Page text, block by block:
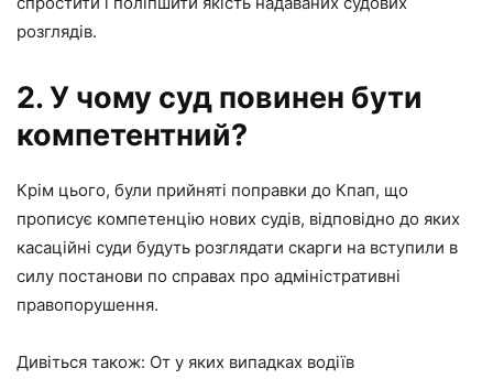
розглядів.
2. У чому суд повинен бути
компетентний?
Крім цього, були прийняті поправки до Кпап, що
прописує компетенцію нових судів, відповідно до яких
касаційні суди будуть розглядати скарги на вступили в
силу постанови по справах про адміністративні
правопорушення.
Дивіться також: От у яких випадках водіїв